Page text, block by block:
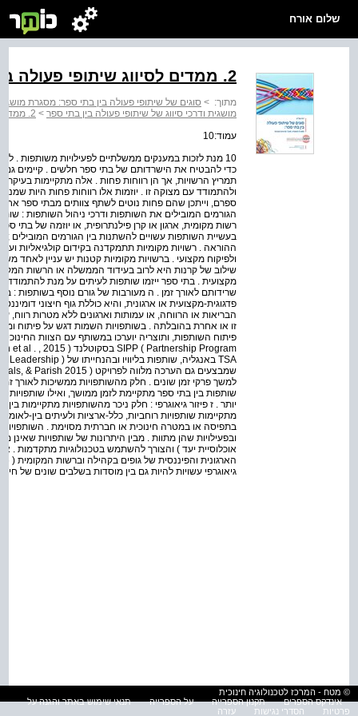
שלום אורח
2. ממדים לסיווג שיתופי פעולה בין בתי ספר
מתוך: > סוגים של שיתופי פעולה בין בתי ספר: מסגרת
מושגית ודרכי סיווג של שיתופי פעולה בין בתי ספר > 2. ממדים לסיווג שיתופי פעולה בין בתי ספר
עמוד:10
10 מנת לזכות במענקים ממשלתיים לפעילויות
כדי להבטיח את הישרדותם של בתי ספר חלשים . קיימים גם
תמריץ הרשויות, אך הן רווחות פחות . אלה מתקיימות בעיקר
ולהתמודד עם מצוקה זו . יוזמות אלו רווחות פחות היות
ספרם, וייתכן שהם פחות נוטים לשתף צוותים מבתי ספר
הגורמים המובילים את השותפות ודרכי ניהול השותפות :
בעשיית השותפות עשויים להשתנות בין הגורמים
ההוראה . רשויות מקומיות תתמקדנה בקידום קולגיאליות
ולפיקוח מקצועי . ברשויות מקומיות קטנות יש עניין לאחד
שילוב של קרנות היא לרוב בעידוד הממשלה או הרשות
מקצועית . בתי ספר ייזמו שותפות לעיתים על מנת להתמודד
שרידותם לאורך זמן . ה מעורבות של גורם נוסף בשותפות :
פדגוגית-מקצועית או ארגונית, והיא כוללת גוף חיצוני
הבריאות או הרווחה, או עמותות וארגונים ללא מטרות רווח,
למשך פרקי זמן שונים . חלק מהשותפויות ממשיכות לאורך
שותפות בין בתי ספר מתקיימת לזמן ממושך, ואילו
יותר . ז פיזור גיאוגרפי : חלק ניכר מהשותפויות מתקיימות
מתקיימות שותפויות רוחביות, כלל-ארציות ולעיתים בין-
בתפיסה או במטרה חינוכית או חברתית מסוימת . השותפויות
ובפעילויות שהן מתוות . מבין היתרונות של שותפויות
אוכלוסיית יעד ) והצורך להשתמש בטכנולוגיות מתקדמות .
גיאוגרפי עשויות להיות גם בין מוסדות בשלבים שונים של
© מטח - המרכז לטכנולוגיה חינוכית
אינדקס הספרים
תקנון הספרייה על הספרייה
תנאי שימוש באתר והגנה על
פרטיות
הסדרי נגישות עזרה